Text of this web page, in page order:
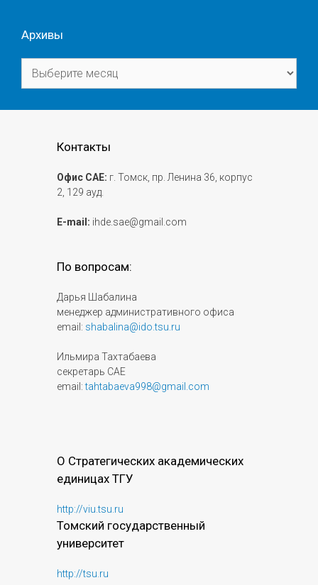
Архивы
Контакты
Офис САЕ: г. Томск, пр. Ленина 36, корпус
2, 129 ауд.
E-mail: ihde.sae@gmail.com
По вопросам:
Дарья Шабалина
менеджер административного офиса
email: shabalina@ido.tsu.ru
Ильмира Тахтабаева
секретарь САЕ
email:tahtabaeva998@gmail.com
О Стратегических академических
единицах ТГУ
http://viu.tsu.ru
Томский государственный
университет
http://tsu.ru